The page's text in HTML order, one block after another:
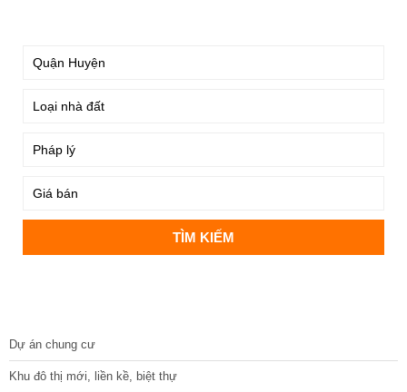
Dự án chung cư
Khu đô thị mới, liền kề, biệt thự